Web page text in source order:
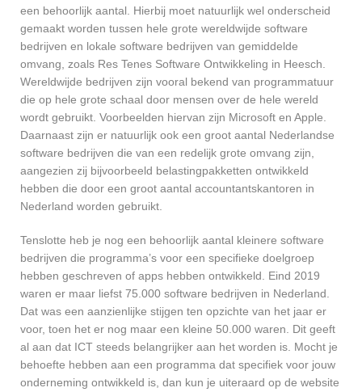
een behoorlijk aantal. Hierbij moet natuurlijk wel onderscheid
gemaakt worden tussen hele grote wereldwijde software
bedrijven en lokale software bedrijven van gemiddelde
omvang, zoals Res Tenes Software Ontwikkeling in Heesch.
Wereldwijde bedrijven zijn vooral bekend van programmatuur
die op hele grote schaal door mensen over de hele wereld
wordt gebruikt. Voorbeelden hiervan zijn Microsoft en Apple.
Daarnaast zijn er natuurlijk ook een groot aantal Nederlandse
software bedrijven die van een redelijk grote omvang zijn,
aangezien zij bijvoorbeeld belastingpakketten ontwikkeld
hebben die door een groot aantal accountantskantoren in
Nederland worden gebruikt.
Tenslotte heb je nog een behoorlijk aantal kleinere software
bedrijven die programma’s voor een specifieke doelgroep
hebben geschreven of apps hebben ontwikkeld. Eind 2019
waren er maar liefst 75.000 software bedrijven in Nederland.
Dat was een aanzienlijke stijgen ten opzichte van het jaar er
voor, toen het er nog maar een kleine 50.000 waren. Dit geeft
al aan dat ICT steeds belangrijker aan het worden is. Mocht je
behoefte hebben aan een programma dat specifiek voor jouw
onderneming ontwikkeld is, dan kun je uiteraard op de website